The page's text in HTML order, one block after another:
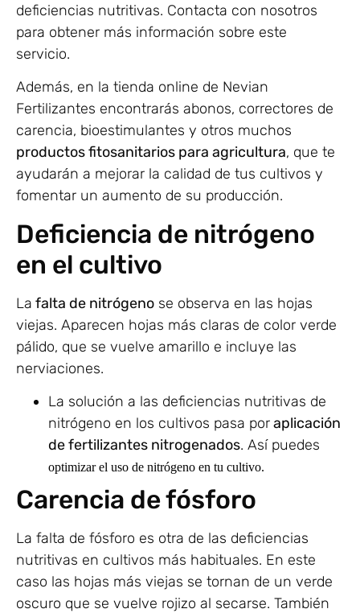
deficiencias nutritivas. Contacta con nosotros
para obtener más información sobre este
servicio.
Además, en la tienda online de Nevian
Fertilizantes encontrarás abonos, correctores de
carencia, bioestimulantes y otros muchos
productos fitosanitarios para agricultura, que te
ayudarán a mejorar la calidad de tus cultivos y
fomentar un aumento de su producción.
Deficiencia de nitrógeno
en el cultivo
La falta de nitrógeno se observa en las hojas
viejas. Aparecen hojas más claras de color verde
pálido, que se vuelve amarillo e incluye las
nerviaciones.
La solución a las deficiencias nutritivas de
nitrógeno en los cultivos pasa poraplicación
de fertilizantes nitrogenados. Así puedes
optimizar el uso de nitrógeno en tu cultivo.
Carencia de fósforo
La falta de fósforo es otra de las deficiencias
nutritivas en cultivos más habituales. En este
caso las hojas más viejas se tornan de un verde
oscuro que se vuelve rojizo al secarse. También